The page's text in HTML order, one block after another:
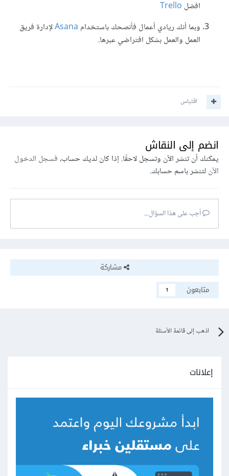
افضل Trello
وبما أنك ريادي أعمال فأنصحك باستخدام Asana لإدارة فريق
العمل والعمل بشكل افتراضي عبرها.
اقتباس
انضم إلى النقاش
يمكنك أن تنشر الآن وتسجل لاحقًا. إذا كان لديك حساب،فسجل الدخول
الآنلتنشر باسم حسابك.
أجب على هذا السؤال...
مشاركة
متابعون
1
اذهب إلى قائمة الأسئلة
إعلانات